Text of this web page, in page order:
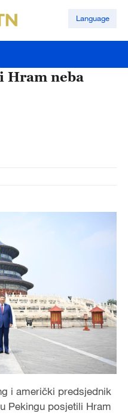
Language
Hram neba
i američki predsjednik
Pekingu posjetili Hram